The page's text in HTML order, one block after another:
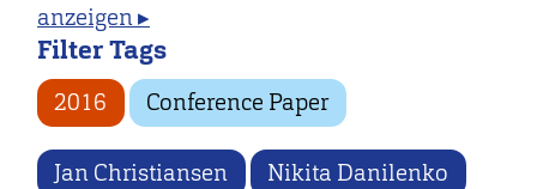
anzeigen ▸
Filter Tags
2016 Conference Paper
Jan Christiansen Nikita Danilenko